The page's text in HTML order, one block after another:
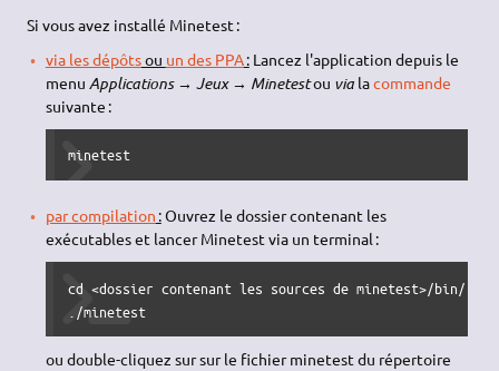
Si vous avez installé Minetest :
via les dépôtsou un des PPA:Lancez l'application depuis le
menu Applications → Jeux → Minetestou vialacommande
suivante :
minetest
par compilation :Ouvrez le dossier contenant les
exécutables et lancer Minetest via un terminal :
cd <dossier contenant les sources de minetest>/bin/
./minetest
ou double-cliquez sur sur le fichier minetest du répertoire